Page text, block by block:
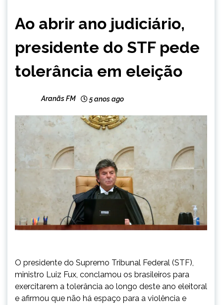
NOTÍCIAS
Ao abrir ano judiciário,
presidente do STF pede
tolerância em eleição
Aranãs FM 5 anos ago
O presidente do Supremo Tribunal Federal (STF),
ministro Luiz Fux, conclamou os brasileiros para
exercitarem a tolerância ao longo deste ano eleitoral
e afirmou que não há espaço para a violência e